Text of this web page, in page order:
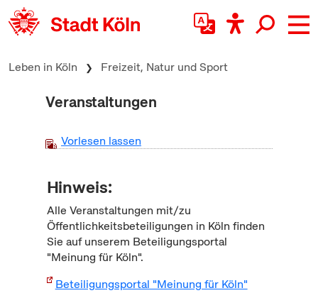
zum Inhalt springen
Leben in Köln Freizeit, Natur und Sport
Veranstaltungen
Vorlesen lassen
Hinweis:
Alle Veranstaltungen mit/zu
Öffentlichkeitsbeteiligungen in Köln finden
Sie auf unserem Beteiligungsportal
"Meinung für Köln".
Beteiligungsportal "Meinung für Köln"